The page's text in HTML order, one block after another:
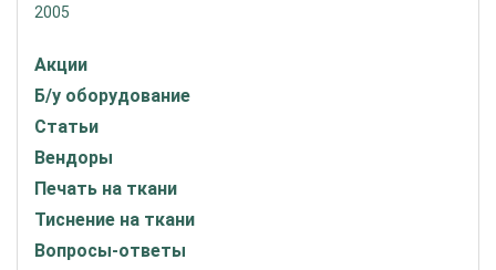
2005
Акции
Б/у оборудование
Статьи
Вендоры
Печать на ткани
Тиснение на ткани
Вопросы-ответы